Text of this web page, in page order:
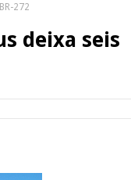
272
deixa seis